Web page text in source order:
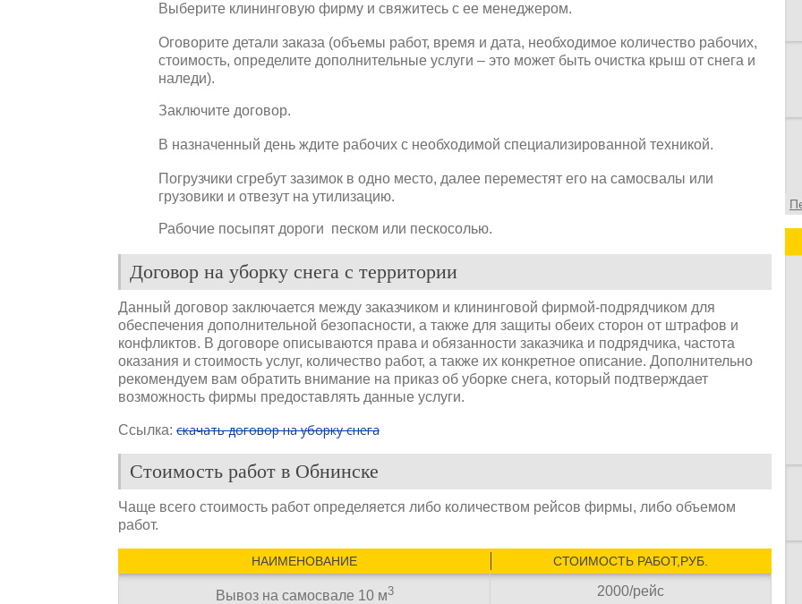
Выберите клининговую фирму и свяжитесь с ее менеджером.
Оговорите детали заказа (объемы работ, время и дата, необходимое количество рабочих,
стоимость, определите дополнительные услуги – это может быть очистка крыш от снега и
наледи).
Заключите договор.
В назначенный день ждите рабочих с необходимой специализированной техникой.
Погрузчики сгребут зазимок в одно место, далее переместят его на самосвалы или
грузовики и отвезут на утилизацию.
Рабочие посыпят дороги песком или пескосолью.
Договор на уборку снега с территории
Данный договор заключается между заказчиком и клининговой фирмой-подрядчиком для
обеспечения дополнительной безопасности, а также для защиты обеих сторон от штрафов и
конфликтов. В договоре описываются права и обязанности заказчика и подрядчика, частота
оказания и стоимость услуг, количество работ, а также их конкретное описание. Дополнительно
рекомендуем вам обратить внимание на приказ об уборке снега, который подтверждает
возможность фирмы предоставлять данные услуги.
Ссылка: скачать договор на уборку снега
Стоимость работ в Обнинске
Чаще всего стоимость работ определяется либо количеством рейсов фирмы, либо объемом
работ.
НАИМЕНОВАНИЕ СТОИМОСТЬ РАБОТ,РУБ.
Вывоз на самосвале 10 м3 2000/рейс